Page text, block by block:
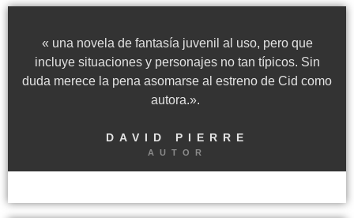
« una novela de fantasía juvenil al uso, pero que
incluye situaciones y personajes no tan típicos. Sin
duda merece la pena asomarse al estreno de Cid como
autora.».
DAVID PIERRE
AUTOR